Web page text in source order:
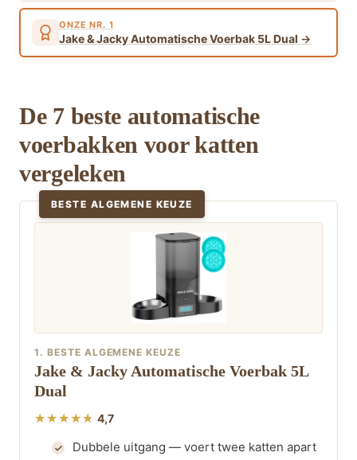
ONZE NR. 1
Jake & Jacky Automatische Voerbak 5L Dual
De 7 beste automatische
voerbakken voor katten
vergeleken
BESTE ALGEMENE KEUZE
1. BESTE ALGEMENE KEUZE
Jake & Jacky Automatische Voerbak 5L
Dual
4,7
Dubbele uitgang — voert twee katten apart